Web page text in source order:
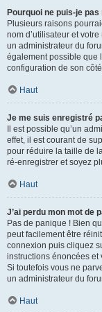
Pourquoi ne puis-je
Plusieurs raisons
nom d’utilisateur et
un administrateur du
également possible que
configuration de son
Haut
Je me suis enregistré
Il est possible qu’un
effet, il est courant de
pour réduire la taille de
ré-enregistrer et soyez
Haut
J’ai perdu mon mot de
Pas de panique ! Bien
peut facilement être
connexion puis cliquez
instructions énoncées et
Si toutefois vous ne
un administrateur du
Haut